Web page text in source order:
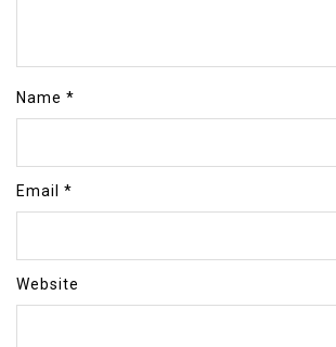
Name *
Email *
Website